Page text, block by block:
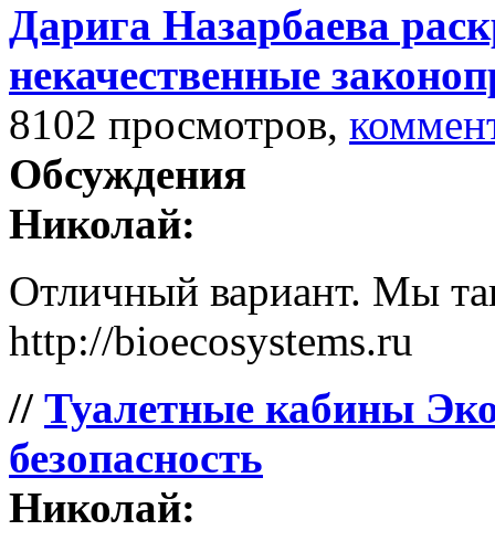
Дарига Назарбаева
некачественные
8102 просмотров,
Обсуждения
Николай:
Отличный вариант. Мы
http://bioecosystems.ru
// Туалетные кабины
безопасность
Николай: